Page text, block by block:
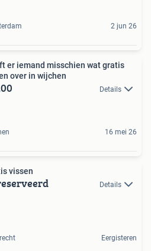
2 jun 26
er iemand misschien wat gratis
over in wijchen
Details
16 mei 26
vissen
Details
Eergisteren